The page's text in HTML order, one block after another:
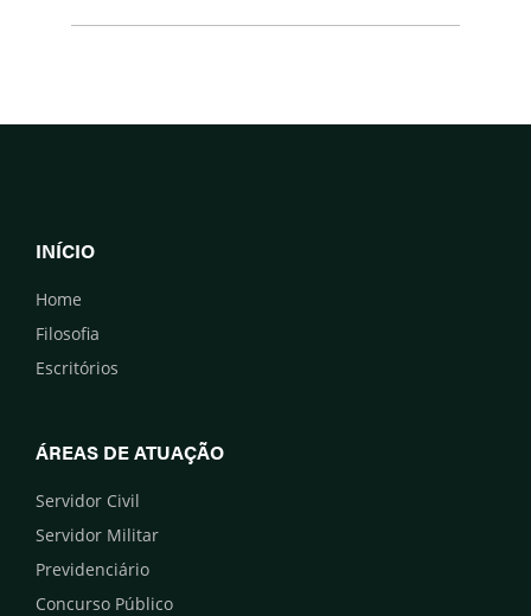
INÍCIO
Home
Filosofia
Escritórios
ÁREAS DE ATUAÇÃO
Servidor Civil
Servidor Militar
Previdenciário
Concurso Público